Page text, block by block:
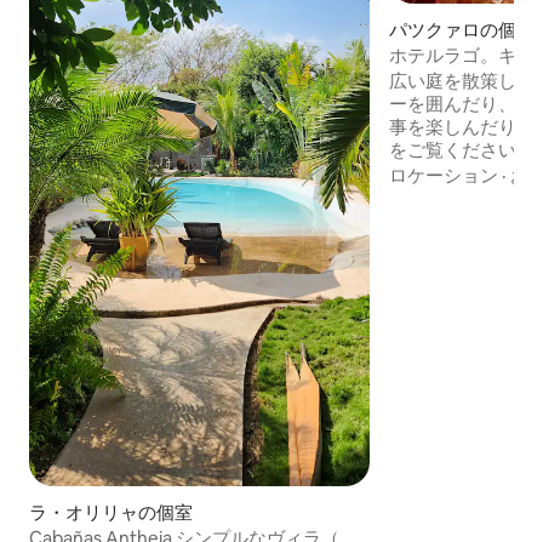
ラ・オリリャの個室
パツクァロの個室
ホテルラゴ。キャ
広い庭を散策した
ーを囲んだり、屋
事を楽しんだりで
をご覧ください。
ンテーブル、駐
ロケーション · お